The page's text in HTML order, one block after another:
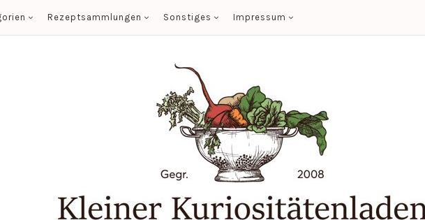
Rezeptsammlungen Sonstiges Impressum